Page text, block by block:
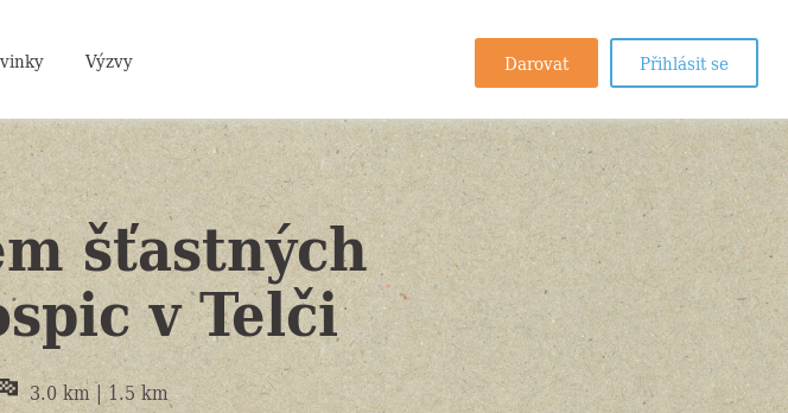
šťastných
v Telči
3.0 km | 1.5 km
Výzvy Darovat Přihlásit se